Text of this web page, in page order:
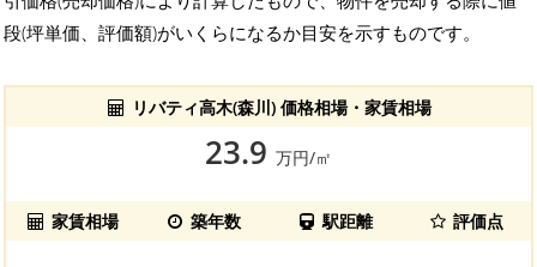
段(坪単価、評価額)がいくらになるか目安を示すものです。
リバティ高木(森川) 価格相場・家賃相場
23.9 万円/㎡
家賃相場 築年数 駅距離 評価点